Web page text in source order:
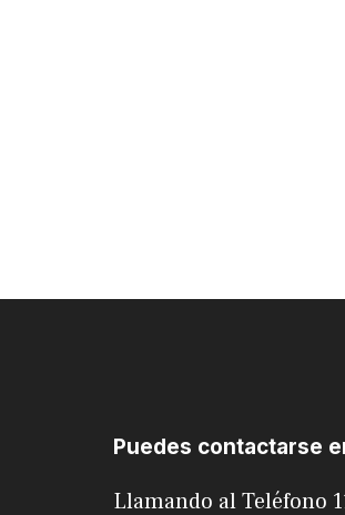
Puedes contactarse
Llamando al Teléfono